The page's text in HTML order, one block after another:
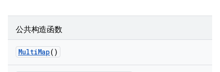
公共构造函数
MultiMap()